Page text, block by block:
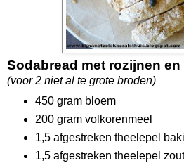
Sodabread met rozijnen en
(voor 2 niet al te grote broden)
450 gram bloem
200 gram volkorenmeel
1,5 afgestreken theelepel
1,5 afgestreken theelepel zout